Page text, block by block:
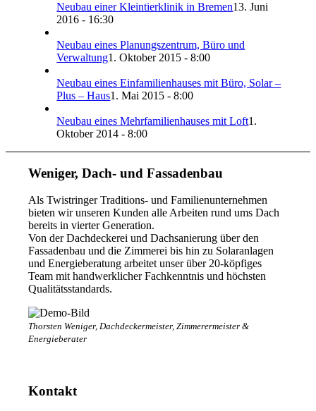
Neubau einer Kleintierklinik in Bremen13. Juni
2016 - 16:30
Neubau eines Planungszentrum, Büro und
Verwaltung1. Oktober 2015 - 8:00
Neubau eines Einfamilienhauses mit Büro, Solar –
Plus – Haus1. Mai 2015 - 8:00
Neubau eines Mehrfamilienhauses mit Loft1.
Oktober 2014 - 8:00
Weniger, Dach- und Fassadenbau
Als Twistringer Traditions- und Familienunternehmen
bieten wir unseren Kunden alle Arbeiten rund ums Dach
bereits in vierter Generation.
Von der Dachdeckerei und Dachsanierung über den
Fassadenbau und die Zimmerei bis hin zu Solaranlagen
und Energieberatung arbeitet unser über 20-köpfiges
Team mit handwerklicher Fachkenntnis und höchsten
Qualitätsstandards.
Thorsten Weniger, Dachdeckermeister, Zimmerermeister &
Energieberater
Kontakt